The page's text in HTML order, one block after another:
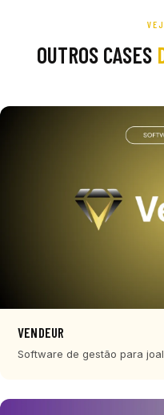
OUTROS CASES
VENDEUR
Software de gestão para